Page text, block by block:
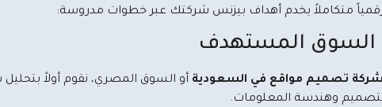
متكاملاً يخدم أهداف بيزنس شركتك عبر خطوات مدروسة:
السوق المستهدف
شركة تصميم مواقع في السعودية أو السوق المصري، نقوم أولاً
وهندسة المعلومات.